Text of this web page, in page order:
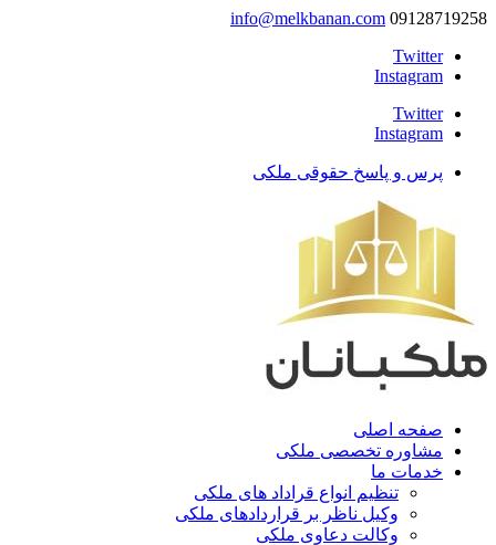
09128719258
info@melkbanan.com
Twitter
Instagram
Twitter
Instagram
پرس و پاسخ حقوقی ملکی
صفحه اصلی
مشاوره تخصصی ملکی
خدمات ما
تنظیم انواع قراداد های ملکی
وکیل ناظر بر قراردادهای ملکی
وکالت دعاوی ملکی